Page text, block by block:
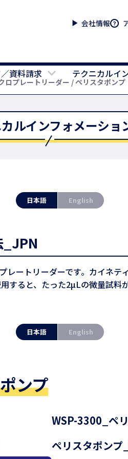
会社情報
資料請求 テクニカルイ
ロプレートリーダー / ペリスタポンプ
ルインフォメーショ
日本語 English
ートリーダーです。カイネテ
ると、たった2µLの微量試料
日本語 English
ンプ
WSP-3300_ペ
ペリスタポン